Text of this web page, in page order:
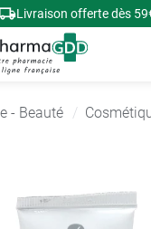
Livraison offerte dès
- Beauté